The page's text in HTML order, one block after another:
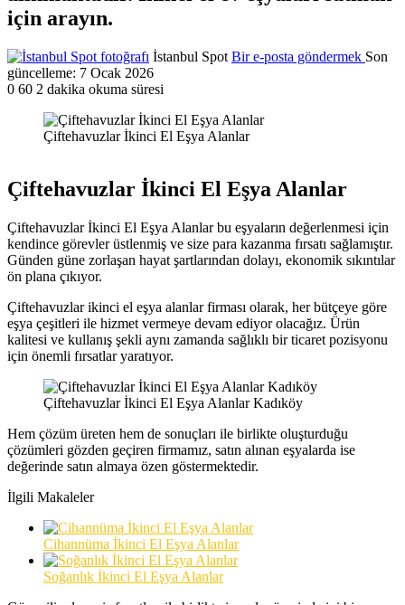
için arayın.
İstanbul Spot Bir e-posta göndermek Son
güncelleme: 7 Ocak 2026
0 60 2 dakika okuma süresi
Çiftehavuzlar İkinci El Eşya Alanlar
Çiftehavuzlar İkinci El Eşya Alanlar
Çiftehavuzlar İkinci El Eşya Alanlar bu eşyaların değerlenmesi için
kendince görevler üstlenmiş ve size para kazanma fırsatı sağlamıştır.
Günden güne zorlaşan hayat şartlarından dolayı, ekonomik sıkıntılar
ön plana çıkıyor.
Çiftehavuzlar ikinci el eşya alanlar firması olarak, her bütçeye göre
eşya çeşitleri ile hizmet vermeye devam ediyor olacağız. Ürün
kalitesi ve kullanış şekli aynı zamanda sağlıklı bir ticaret pozisyonu
için önemli fırsatlar yaratıyor.
Çiftehavuzlar İkinci El Eşya Alanlar Kadıköy
Hem çözüm üreten hem de sonuçları ile birlikte oluşturduğu
çözümleri gözden geçiren firmamız, satın alınan eşyalarda ise
değerinde satın almaya özen göstermektedir.
İlgili Makaleler
Cihannüma İkinci El Eşya Alanlar
Soğanlık İkinci El Eşya Alanlar